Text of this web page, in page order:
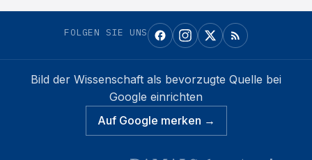
FOLGEN SIE UNS
Bild der Wissenschaft als bevorzugte Quelle bei
Google einrichten
Auf Google merken →